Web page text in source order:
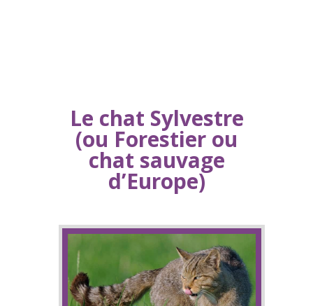
Le chat Sylvestre
(ou Forestier ou
chat sauvage
d’Europe)